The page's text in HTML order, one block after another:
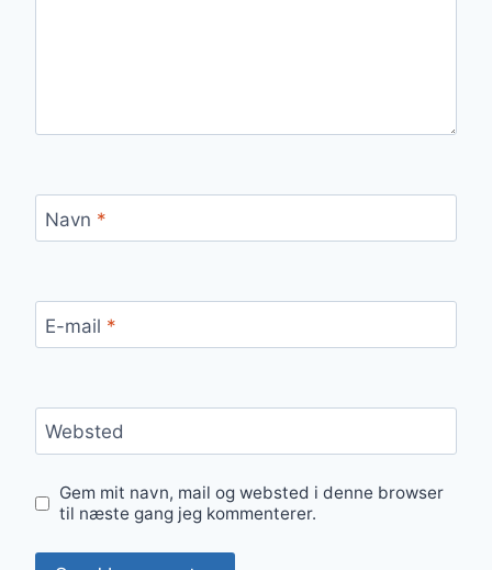
Navn *
E-mail *
Websted
Gem mit navn, mail og websted i denne browser
til næste gang jeg kommenterer.